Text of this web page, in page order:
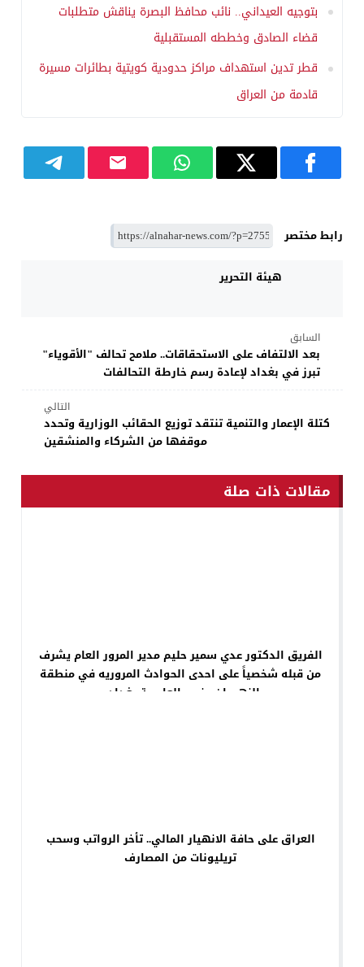
بتوجيه العيداني.. نائب محافظ البصرة يناقش متطلبات
قضاء الصادق وخططه المستقبلية
قطر تدين استهداف مراكز حدودية كويتية بطائرات مسيرة
قادمة من العراق
رابط مختصر
هيئة التحرير
السابق
بعد الالتفاف على الاستحقاقات.. ملامح تحالف "الأقوياء"
تبرز في بغداد لإعادة رسم خارطة التحالفات
التالي
كتلة الإعمار والتنمية تنتقد توزيع الحقائب الوزارية وتحدد
موقفها من الشركاء والمنشقين
مقالات ذات صلة
الفريق الدكتور عدي سمير حليم مدير المرور العام يشرف
من قبله شخصياً على احدى الحوادث المروريه في منطقة
النهروان جنوب العاصمة بغداد ،
العراق على حافة الانهيار المالي.. تأخر الرواتب وسحب
تريليونات من المصارف